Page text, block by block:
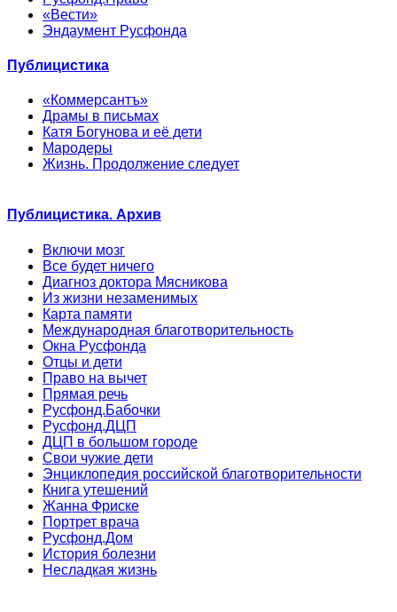
«Вести»
Эндаумент Русфонда
Публицистика
«Коммерсантъ»
Драмы в письмах
Катя Богунова и её дети
Мародеры
Жизнь. Продолжение следует
Публицистика. Архив
Включи мозг
Все будет ничего
Диагноз доктора Мясникова
Из жизни незаменимых
Карта памяти
Международная благотворительность
Окна Русфонда
Отцы и дети
Право на вычет
Прямая речь
Русфонд.Бабочки
Русфонд.ДЦП
ДЦП в большом городе
Свои чужие дети
Энциклопедия российской благотворительности
Книга утешений
Жанна Фриске
Портрет врача
Русфонд.Дом
История болезни
Несладкая жизнь